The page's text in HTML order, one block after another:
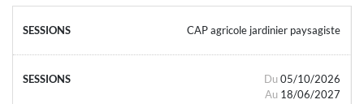
CAP agricole jardinier paysagiste
Du 05/10/2026
Au 18/06/2027